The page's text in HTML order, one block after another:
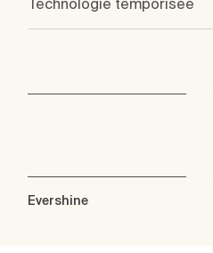
Technologie temporisée
Evershine